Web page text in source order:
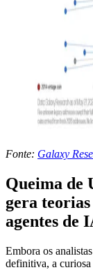
Fonte: Galaxy
Queima de
gera
agentes de
Embora os
definitiva, a curiosa